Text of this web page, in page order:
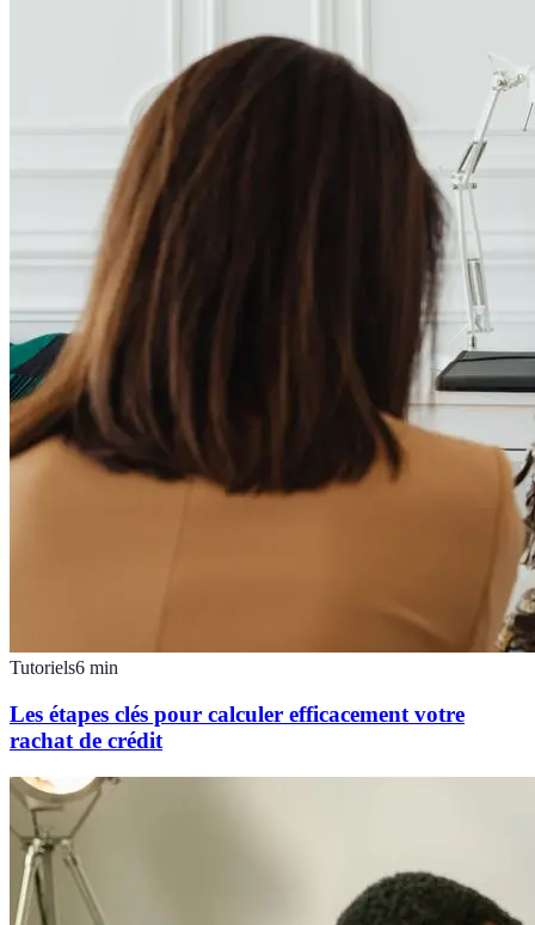
Tutoriels6 min
Les étapes clés pour calculer efficacement votre
rachat de crédit